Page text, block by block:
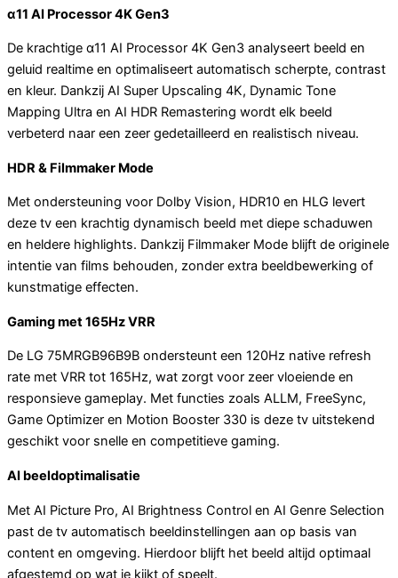
α11 AI Processor 4K Gen3
De krachtige α11 AI Processor 4K Gen3 analyseert beeld en
geluid realtime en optimaliseert automatisch scherpte, contrast
en kleur. Dankzij AI Super Upscaling 4K, Dynamic Tone
Mapping Ultra en AI HDR Remastering wordt elk beeld
verbeterd naar een zeer gedetailleerd en realistisch niveau.
HDR & Filmmaker Mode
Met ondersteuning voor Dolby Vision, HDR10 en HLG levert
deze tv een krachtig dynamisch beeld met diepe schaduwen
en heldere highlights. Dankzij Filmmaker Mode blijft de originele
intentie van films behouden, zonder extra beeldbewerking of
kunstmatige effecten.
Gaming met 165Hz VRR
De LG 75MRGB96B9B ondersteunt een 120Hz native refresh
rate met VRR tot 165Hz, wat zorgt voor zeer vloeiende en
responsieve gameplay. Met functies zoals ALLM, FreeSync,
Game Optimizer en Motion Booster 330 is deze tv uitstekend
geschikt voor snelle en competitieve gaming.
AI beeldoptimalisatie
Met AI Picture Pro, AI Brightness Control en AI Genre Selection
past de tv automatisch beeldinstellingen aan op basis van
content en omgeving. Hierdoor blijft het beeld altijd optimaal
afgestemd op wat je kijkt of speelt.